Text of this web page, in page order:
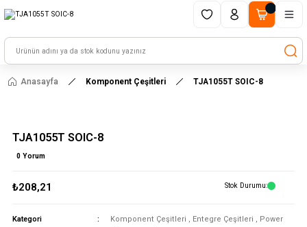
HAYAL ET - TASARLA - ÇALIŞTIR
Anasayfa Komponent Çeşitleri TJA1055T SOIC-8
TJA1055T SOIC-8
0 Yorum
₺208,21 Stok Durumu
Kategori Komponent Çeşitleri , Entegre Çeşitleri , Power